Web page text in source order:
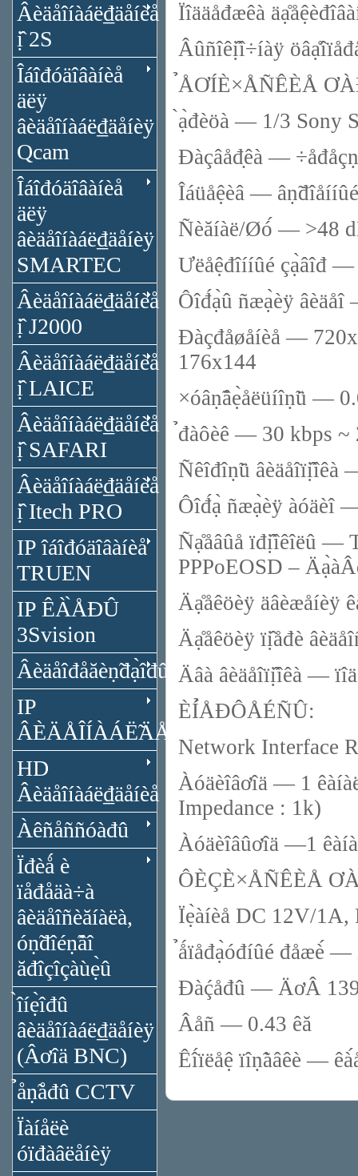
Âèäåîíàáë₫äåíèå
ị̂ 2S
Îáîđóäîâàíèå
äëÿ
âèäåîíàáë₫äåíèÿ
Qcam
Îáîđóäîâàíèå
äëÿ
âèäåîíàáë₫äåíèÿ
SMARTEC
Âèäåîíàáë₫äåíèå
ị̂ J2000
Âèäåîíàáë₫äåíèå
ị̂ LAICE
Âèäåîíàáë₫äåíèå
ị̂ SAFARI
Âèäåîíàáë₫äåíèå
ị̂ Itech PRO
IP îáîđóäîâàíèå
TRUEN
IP ÊÀ̀ÅĐÛ
3Svision
Âèäåîđåăèṇ̃đạ̀îđû
IP
ÂÈÄÅÎÍÀÁË̃ÄÅÍÈÅ
HD
Âèäåîíàáë₫äåíèå
Àêñåññóàđû
Ïđèǻ è
ïåđåäà÷à
âèäåîñèăíàëà,
óṇ̃đîéṇ̃âî
ăđîçîçàùẹ̀û
̀îíẹ̀îđû
âèäåîíàáë₫äåíèÿ
(Âơîä BNC)
̉åṇ̃åđû CCTV
Ïàíåëè
óïđàâëåíèÿ
Ïîääåđæêà
Âûñîêị̂î÷íàÿ
̉ÅƠÍÈ×ÅÑÊÈÅ
̀ạ̀đèöà — 1/3 Sony
Đàçâåđ̣êà —
Îáüåệèâ —
Ñèăíàë/Øó́ — >48
Ưëåệđîííûé çạ̀âîđ —
Ôîđ́ạ̀û ñæạ̀èÿ
Đàçđåøåíèå —
176x144
×óâṇ̃âẹ̀åëüíîṇ̃ü —
̉đàôèê — 30 kbps ~
Ñêîđîṇ̃ü âèäåîïị̂îêà
Ôîđ́ạ̀ ñæạ̀èÿ àóäèî
Ñạ̊åâûå ïđị̂îêîëû —
PPPoEOSD –
Äạ̊åêöèÿ äâèæåíèÿ
Äạ̊åêöèÿ ïị̂åđè
Äâà âèäåîïị̂îêà —
ÈÍ̉ÅĐÔÅÉÑÛ:
Network Interface
Àóäèîâơîä — 1
Impedance : 1k)
Àóäèîâûơîä —1
ÔÈÇÈ×ÅÑÊÈÅ
Ïẹ̀àíèå DC 12V/
̉ǻïåđạ̀óđíûé đåæè́ —
Đàḉåđû — ÄơÂ
Âåñ — 0.43 êă
Êî́ïëåệ ïîṇ̃àâêè —